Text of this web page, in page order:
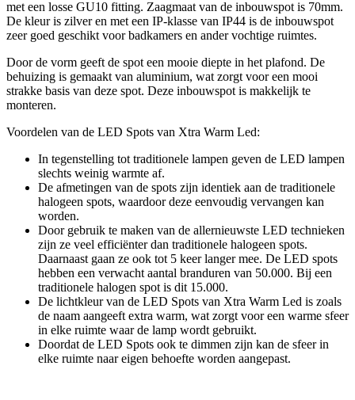
met een losse GU10 fitting. Zaagmaat van de inbouwspot is 70mm.
De kleur is zilver en met een IP-klasse van IP44 is de inbouwspot
zeer goed geschikt voor badkamers en ander vochtige ruimtes.
Door de vorm geeft de spot een mooie diepte in het plafond. De
behuizing is gemaakt van aluminium, wat zorgt voor een mooi
strakke basis van deze spot. Deze inbouwspot is makkelijk te
monteren.
Voordelen van de LED Spots van Xtra Warm Led:
In tegenstelling tot traditionele lampen geven de LED lampen
slechts weinig warmte af.
De afmetingen van de spots zijn identiek aan de traditionele
halogeen spots, waardoor deze eenvoudig vervangen kan
worden.
Door gebruik te maken van de allernieuwste LED technieken
zijn ze veel efficiënter dan traditionele halogeen spots.
Daarnaast gaan ze ook tot 5 keer langer mee. De LED spots
hebben een verwacht aantal branduren van 50.000. Bij een
traditionele halogen spot is dit 15.000.
De lichtkleur van de LED Spots van Xtra Warm Led is zoals
de naam aangeeft extra warm, wat zorgt voor een warme sfeer
in elke ruimte waar de lamp wordt gebruikt.
Doordat de LED Spots ook te dimmen zijn kan de sfeer in
elke ruimte naar eigen behoefte worden aangepast.